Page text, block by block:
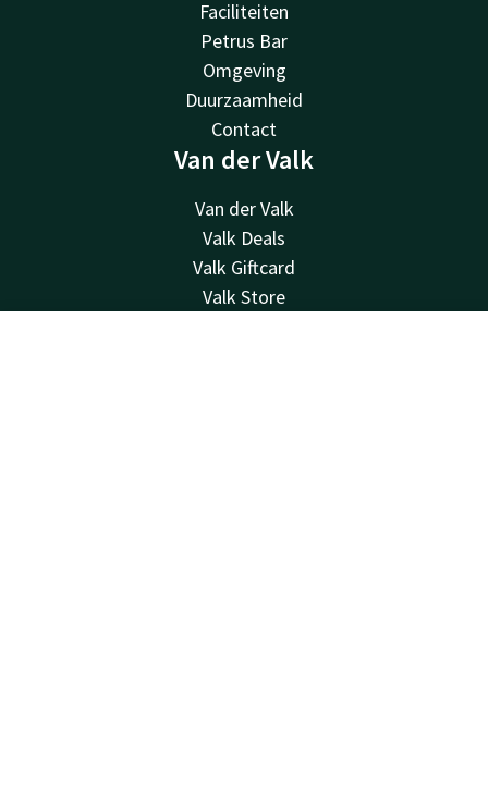
Faciliteiten
Petrus Bar
Omgeving
Duurzaamheid
Contact
Van der Valk
Van der Valk
Valk Deals
Valk Giftcard
Valk Store